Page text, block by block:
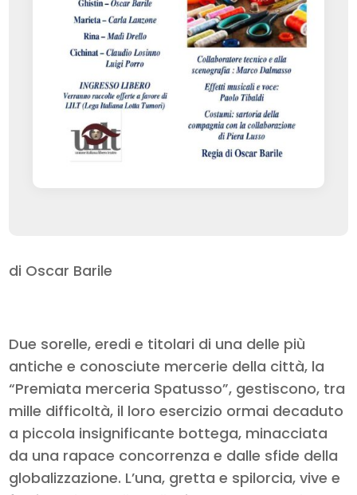
di Oscar Barile
Due sorelle, eredi e titolari di una delle più
antiche e conosciute mercerie della città, la
“Premiata merceria Spatusso”, gestiscono, tra
mille difficoltà, il loro esercizio ormai decaduto
a piccola insignificante bottega, minacciata
da una rapace concorrenza e dalle sfide della
globalizzazione. L’una, gretta e spilorcia, vive e